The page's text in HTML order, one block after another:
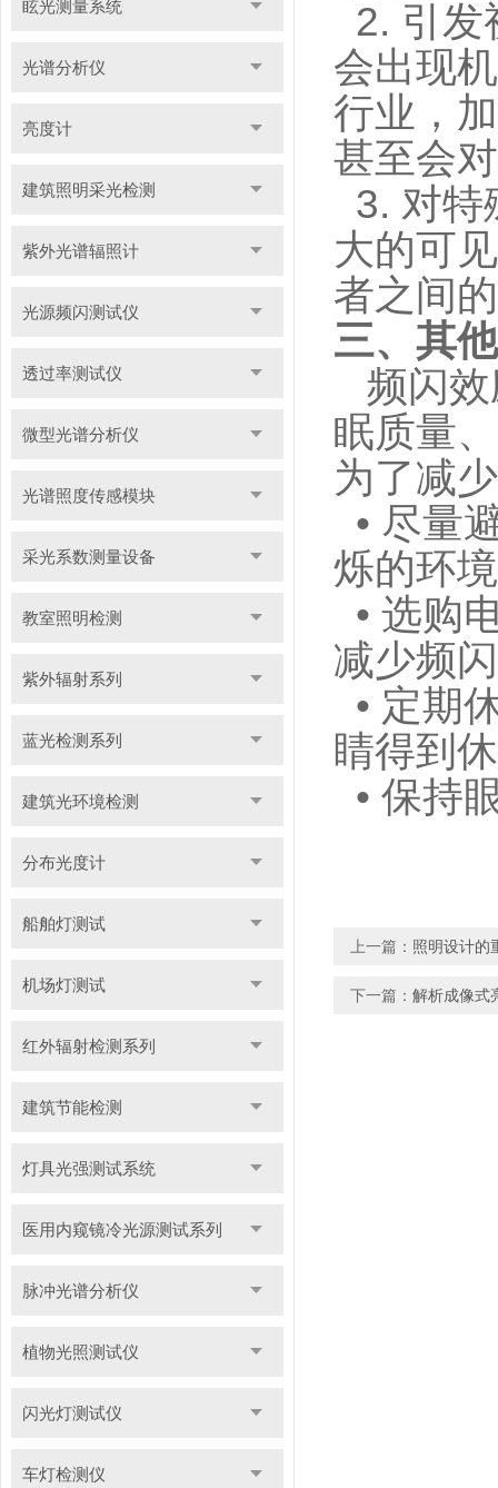
眩光测量系统
光谱分析仪
亮度计
建筑照明采光检测
紫外光谱辐照计
光源频闪测试仪
透过率测试仪
微型光谱分析仪
光谱照度传感模块
采光系数测量设备
教室照明检测
紫外辐射系列
蓝光检测系列
建筑光环境检测
分布光度计
船舶灯测试
机场灯测试
红外辐射检测系列
建筑节能检测
灯具光强测试系统
医用内窥镜冷光源测试系列
脉冲光谱分析仪
植物光照测试仪
闪光灯测试仪
车灯检测仪
2. 引发
会出现
行业，
甚至会
3. 对特
大的可
者之间
三、其
频闪效
眠质量
为了减
• 尽量
烁的环
• 选购
减少频
• 定期
睛得到
• 保持
上一篇： 照明设计的
下一篇： 解析成像式